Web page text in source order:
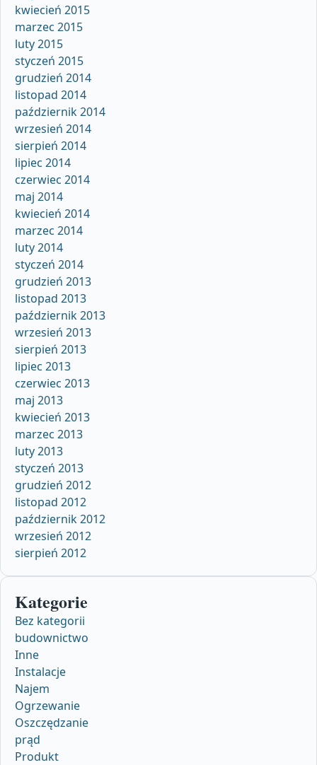
kwiecień 2015
marzec 2015
luty 2015
styczeń 2015
grudzień 2014
listopad 2014
październik 2014
wrzesień 2014
sierpień 2014
lipiec 2014
czerwiec 2014
maj 2014
kwiecień 2014
marzec 2014
luty 2014
styczeń 2014
grudzień 2013
listopad 2013
październik 2013
wrzesień 2013
sierpień 2013
lipiec 2013
czerwiec 2013
maj 2013
kwiecień 2013
marzec 2013
luty 2013
styczeń 2013
grudzień 2012
listopad 2012
październik 2012
wrzesień 2012
sierpień 2012
Kategorie
Bez kategorii
budownictwo
Inne
Instalacje
Najem
Ogrzewanie
Oszczędzanie
prąd
Produkt